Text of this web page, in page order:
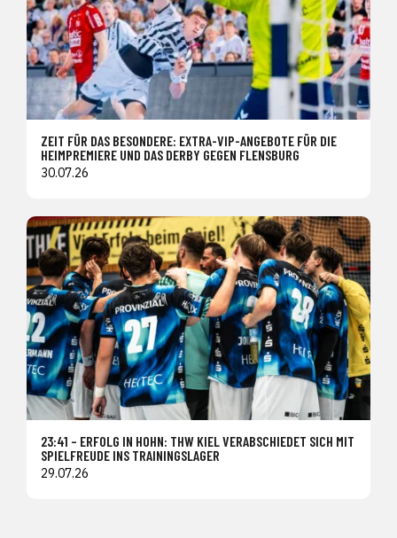
ZEIT FÜR DAS BESONDERE: EXTRA-VIP-ANGEBOTE FÜR DIE
HEIMPREMIERE UND DAS DERBY GEGEN FLENSBURG
30.07.26
23:41 – ERFOLG IN HOHN: THW KIEL VERABSCHIEDET SICH MIT
SPIELFREUDE INS TRAININGSLAGER
29.07.26